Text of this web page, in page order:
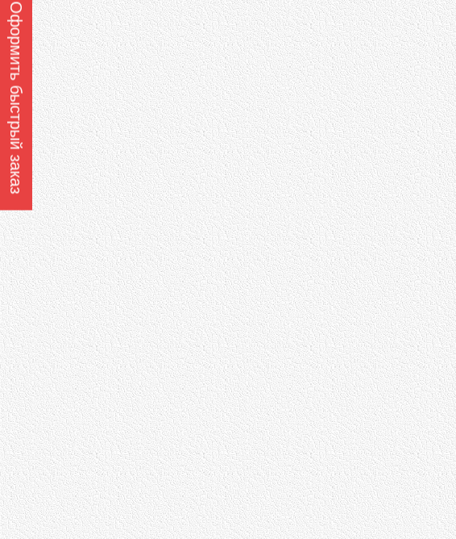
Оформить быстрый заказ